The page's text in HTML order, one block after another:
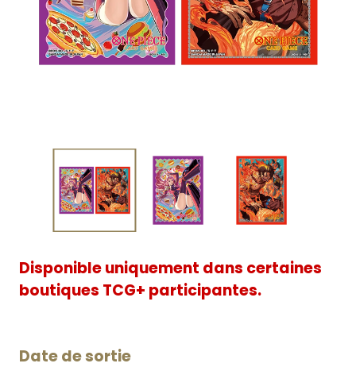
Disponible uniquement dans certaines
boutiques TCG+ participantes.
Date de sortie